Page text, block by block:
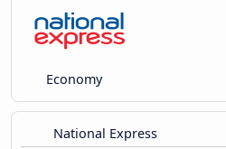
Economy
National Express